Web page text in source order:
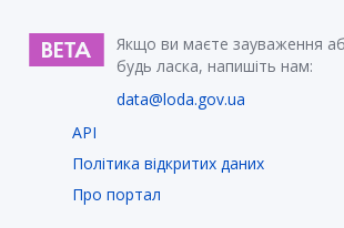
Якщо ви маєте зауваження
будь ласка, напишіть нам:
data@loda.gov.ua
API
Політика відкритих даних
Про портал